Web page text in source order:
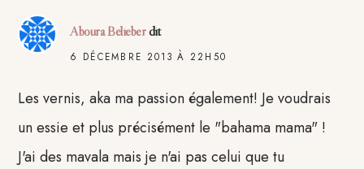
lecteurAboura Belieberdit
6 DÉCEMBRE 2013 À 22H50
Les vernis, aka ma passion également! Je voudrais
un essie et plus précisément le "bahama mama" !
J'ai des mavala mais je n'ai pas celui que tu